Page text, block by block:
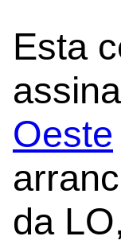
Esta
Oeste
da